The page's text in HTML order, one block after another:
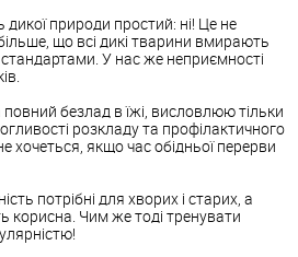
дикої природи простий: ні! Це не
що всі дикі тварини вмирають
У нас же неприємності
безлад в їжі, висловлюю тільки
розкладу та профілактичного
хочеться, якщо час обідньої перерви
потрібні для хворих і старих, а
корисна. Чим же тоді тренувати